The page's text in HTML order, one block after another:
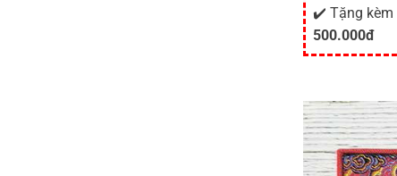
✔️ Tặng kèm
500.000đ